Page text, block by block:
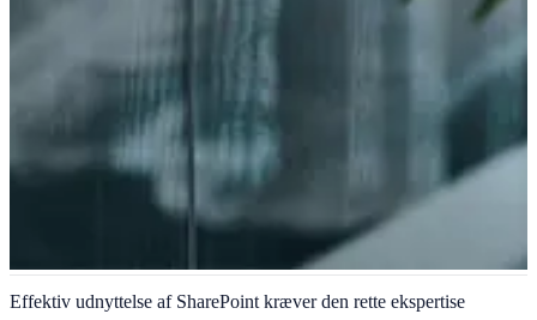
SharePoint-infrastrukturhåndtering
Effektiv udnyttelse af SharePoint kræver den rette ekspertise